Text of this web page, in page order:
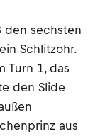
den sechsten
Schlitzohr.
Turn 1, das
den Slide
aus